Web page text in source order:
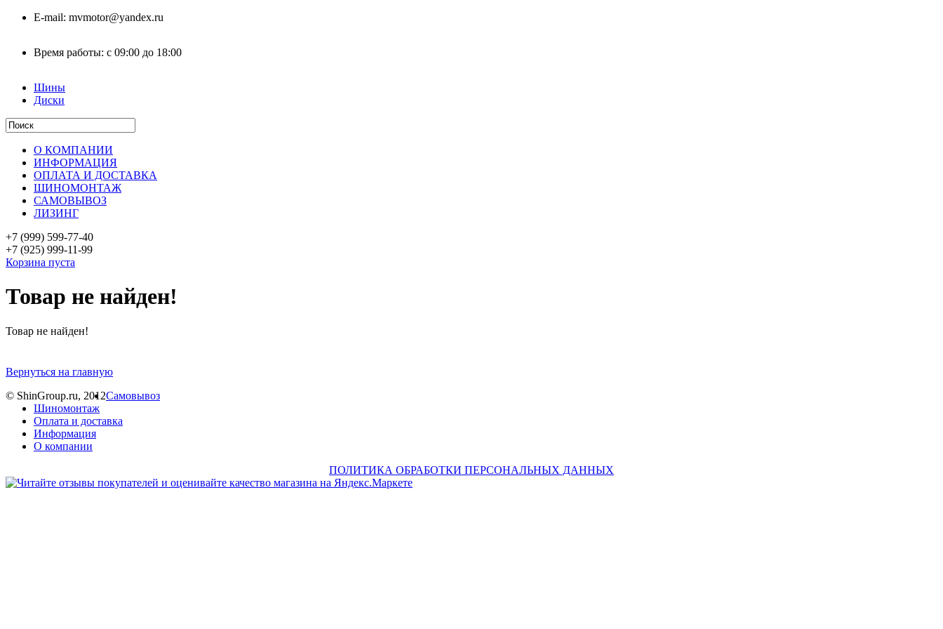
E-mail: mvmotor@yandex.ru
Время работы: с 09:00 до 18:00
Шины
Диски
О КОМПАНИИ
ИНФОРМАЦИЯ
ОПЛАТА И ДОСТАВКА
ШИНОМОНТАЖ
САМОВЫВОЗ
ЛИЗИНГ
+7 (999) 599-77-40
+7 (925) 999-11-99
Корзина пуста
Товар не найден!
Товар не найден!
Вернуться на главную
© ShinGroup.ru, 2012Самовывоз
Шиномонтаж
Оплата и доставка
Информация
О компании
ПОЛИТИКА ОБРАБОТКИ ПЕРСОНАЛЬНЫХ ДАННЫХ